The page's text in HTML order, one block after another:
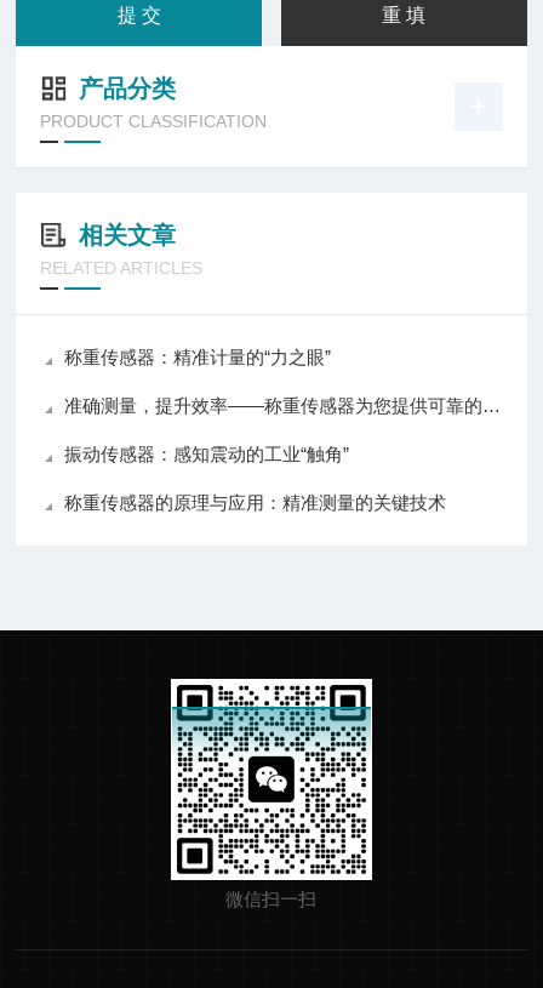
产品分类
PRODUCT CLASSIFICATION
相关文章
RELATED ARTICLES
称重传感器：精准计量的“力之眼”
准确测量，提升效率——称重传感器为您提供可靠的数据支持
振动传感器：感知震动的工业“触角”
称重传感器的原理与应用：精准测量的关键技术
微信扫一扫